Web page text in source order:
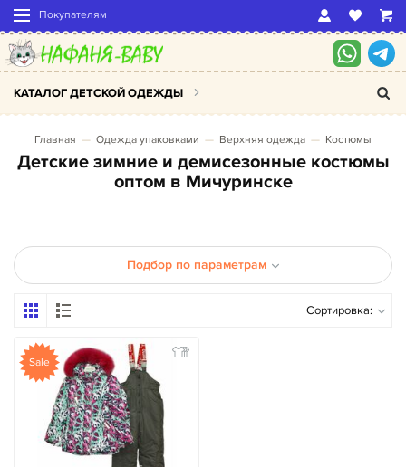
Покупателям
КАТАЛОГ ДЕТСКОЙ ОДЕЖДЫ
Главная Одежда упаковками Верхняя одежда Костюмы
Детские зимние и демисезонные костюмы
оптом в Мичуринске
Подбор по параметрам
Сортировка:
Sale